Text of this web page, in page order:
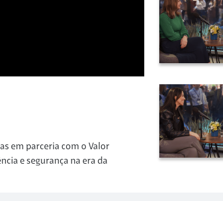
em parceria com o Valor
e segurança na era da